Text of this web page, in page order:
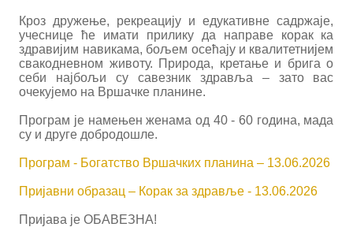
Кроз дружење, рекреацију и едукативне садржаје,
учеснице ће имати прилику да направе корак ка
здравијим навикама, бољем осећају и квалитетнијем
свакодневном животу. Природа, кретање и брига о
себи најбољи су савезник здравља – зато вас
очекујемо на Вршачке планине.
Програм је намењен женама од 40 - 60 година, мада
су и друге добродошле.
Програм - Богатство Вршачких планина – 13.06.2026
Пријавни образац – Корак за здравље - 13.06.2026
Пријава је ОБАВЕЗНА!